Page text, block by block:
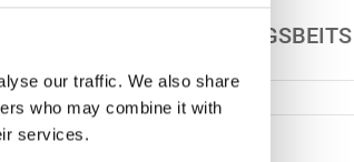
our traffic. We also share
who may combine it with
services.
VERGRIJZINGSBEITS